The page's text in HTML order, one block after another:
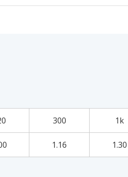
300 1k
1.16 1.30